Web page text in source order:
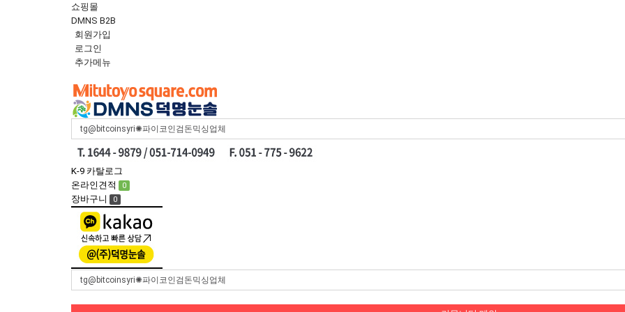
쇼핑몰
DMNS B2B
회원가입
로그인
추가메뉴
navigation
K-9 카탈로그
온라인견적
0
장바구니 0